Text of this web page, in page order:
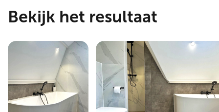
Bekijk het resultaat